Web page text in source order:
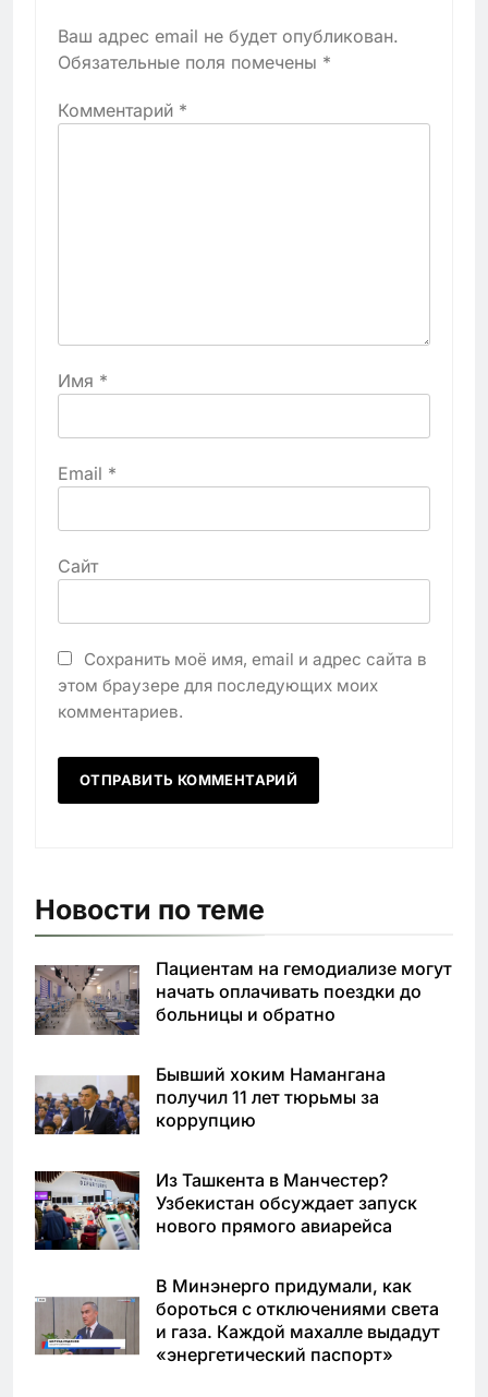
Ваш адрес email не будет опубликован.
Обязательные поля помечены *
Комментарий *
Имя *
Email *
Сайт
Сохранить моё имя, email и адрес сайта в
этом браузере для последующих моих
комментариев.
Новости по теме
Пациентам на гемодиализе могут
начать оплачивать поездки до
больницы и обратно
Бывший хоким Намангана
получил 11 лет тюрьмы за
коррупцию
Из Ташкента в Манчестер?
Узбекистан обсуждает запуск
нового прямого авиарейса
В Минэнерго придумали, как
бороться с отключениями света
и газа. Каждой махалле выдадут
«энергетический паспорт»